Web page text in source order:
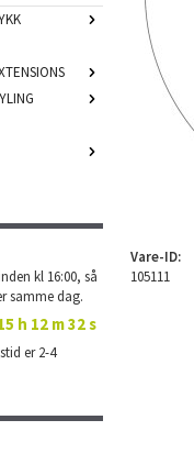
kl 16:00, så
samme dag.
h 12 m 31 s
er 2-4
Vare-ID:
105111